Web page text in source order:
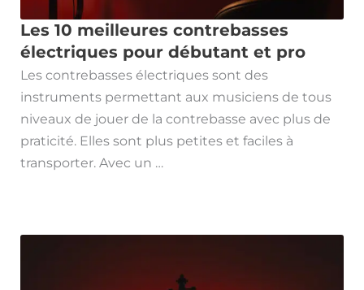
Les 10 meilleures contrebasses
électriques pour débutant et pro
Les contrebasses électriques sont des
instruments permettant aux musiciens de tous
niveaux de jouer de la contrebasse avec plus de
praticité. Elles sont plus petites et faciles à
transporter. Avec un …